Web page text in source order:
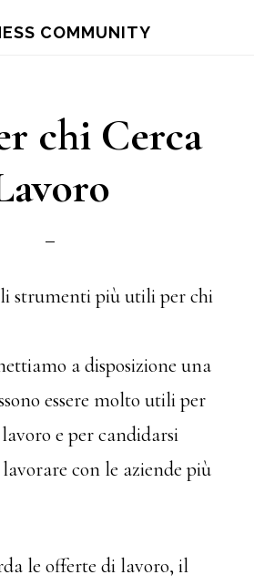
COMMUNITY
chi Cerca
strumenti più utili per chi
a disposizione una
essere molto utili per
e per candidarsi
con le aziende più
le offerte di lavoro, il